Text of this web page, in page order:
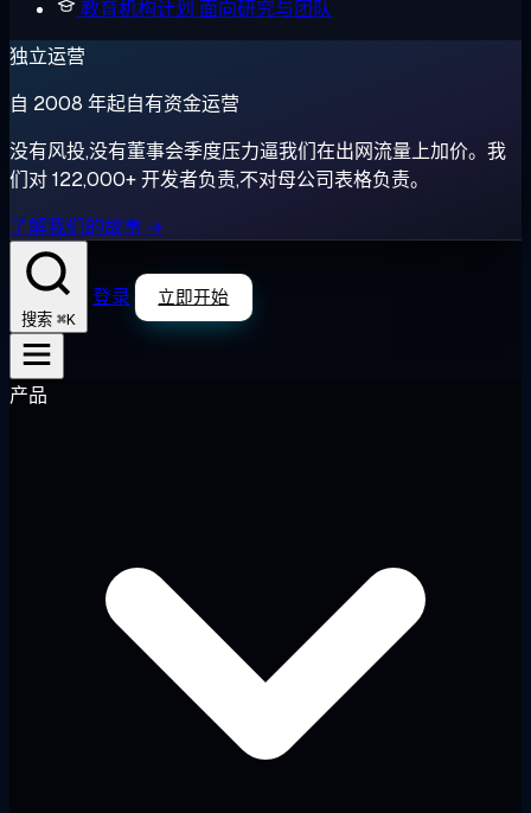
教育机构计划 面向研究与团队
独立运营
自 2008 年起自有资金运营
没有风投,没有董事会季度压力逼我们在出网流量上加价。我
们对 122,000+ 开发者负责,不对母公司表格负责。
了解我们的故事 →
搜索 ⌘K
登录 立即开始
产品